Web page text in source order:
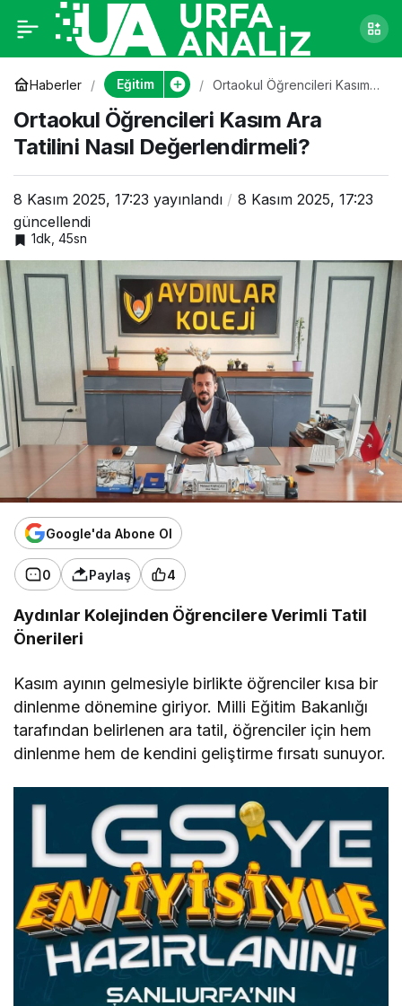
Haberler Eğitim
Ortaokul Öğrencileri Kasım
Değerlendirmeli?
Ortaokul Öğrencileri Kasım Ara
Tatilini Nasıl Değerlendirmeli?
8 Kasım 2025, 17:23 yayınlandı
8 Kasım 2025, 17:23
güncellendi
1dk, 45sn
Google'da Abone Ol
0 Paylaş 4
Aydınlar Kolejinden Öğrencilere Verimli Tatil
Önerileri
Kasım ayının gelmesiyle birlikte öğrenciler kısa bir
dinlenme dönemine giriyor. Milli Eğitim Bakanlığı
tarafından belirlenen ara tatil, öğrenciler için hem
dinlenme hem de kendini geliştirme fırsatı sunuyor.
Ortaokul Öğrencileri
Kasım Ara Tatilini
Nasıl
Değerlendirmeli?
0